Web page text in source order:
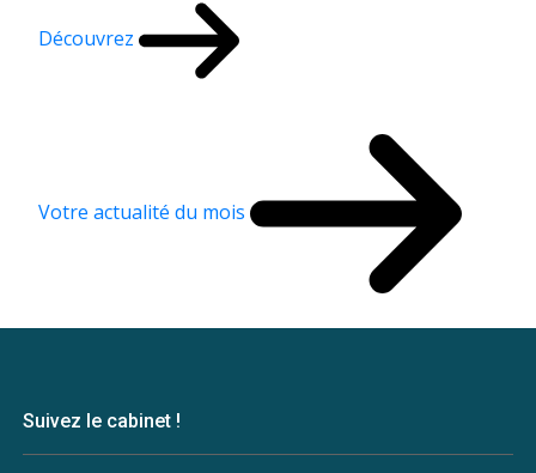
Découvrez
Votre actualité du mois
Suivez le cabinet !